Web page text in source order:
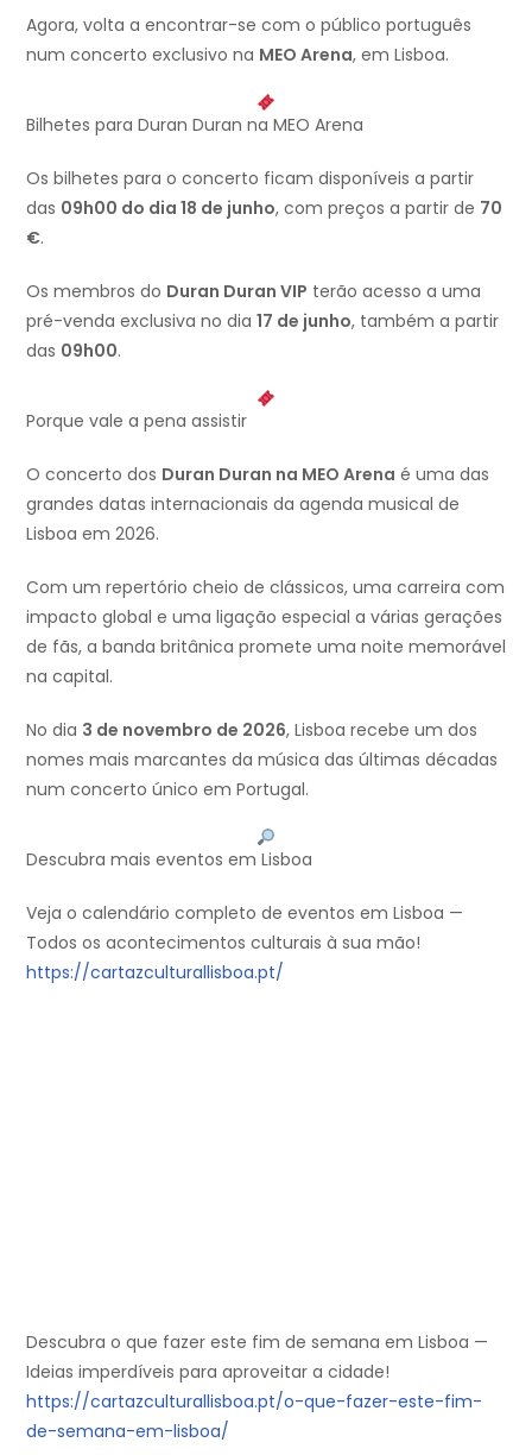
Agora, volta a encontrar-se com o público português
num concerto exclusivo na MEO Arena, em Lisboa.
Bilhetes para Duran Duran na MEO Arena
Os bilhetes para o concerto ficam disponíveis a partir
das 09h00 do dia 18 de junho, com preços a partir de 70
€.
Os membros do Duran Duran VIP terão acesso a uma
pré-venda exclusiva no dia 17 de junho, também a partir
das 09h00.
Porque vale a pena assistir
O concerto dos Duran Duran na MEO Arena é uma das
grandes datas internacionais da agenda musical de
Lisboa em 2026.
Com um repertório cheio de clássicos, uma carreira com
impacto global e uma ligação especial a várias gerações
de fãs, a banda britânica promete uma noite memorável
na capital.
No dia 3 de novembro de 2026, Lisboa recebe um dos
nomes mais marcantes da música das últimas décadas
num concerto único em Portugal.
Descubra mais eventos em Lisboa
Veja o calendário completo de eventos em Lisboa —
Todos os acontecimentos culturais à sua mão!
https://cartazculturallisboa.pt/
Descubra o que fazer este fim de semana em Lisboa —
Ideias imperdíveis para aproveitar a cidade!
https://cartazculturallisboa.pt/o-que-fazer-este-fim-
de-semana-em-lisboa/